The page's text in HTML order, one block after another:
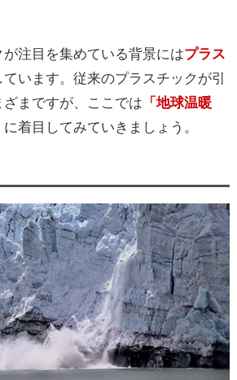
注目を集めている背景にはプラス
います。従来のプラスチックが引
まですが、ここでは 「地球温暖
に着目してみていきましょう。